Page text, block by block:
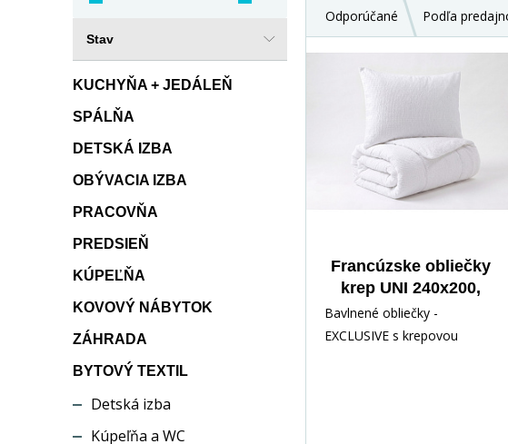
Stav
KUCHYŇA + JEDÁLEŇ
SPÁLŇA
DETSKÁ IZBA
OBÝVACIA IZBA
PRACOVŇA
PREDSIEŇ
KÚPEĽŇA
KOVOVÝ NÁBYTOK
ZÁHRADA
BYTOVÝ TEXTIL
Detská izba
Kúpeľňa a WC
Odporúčané Podľa
Francúzske obliečky
krep UNI 240x200,
70x90cm Biele
Bavlnené obliečky -
EXCLUSIVE s krepovou